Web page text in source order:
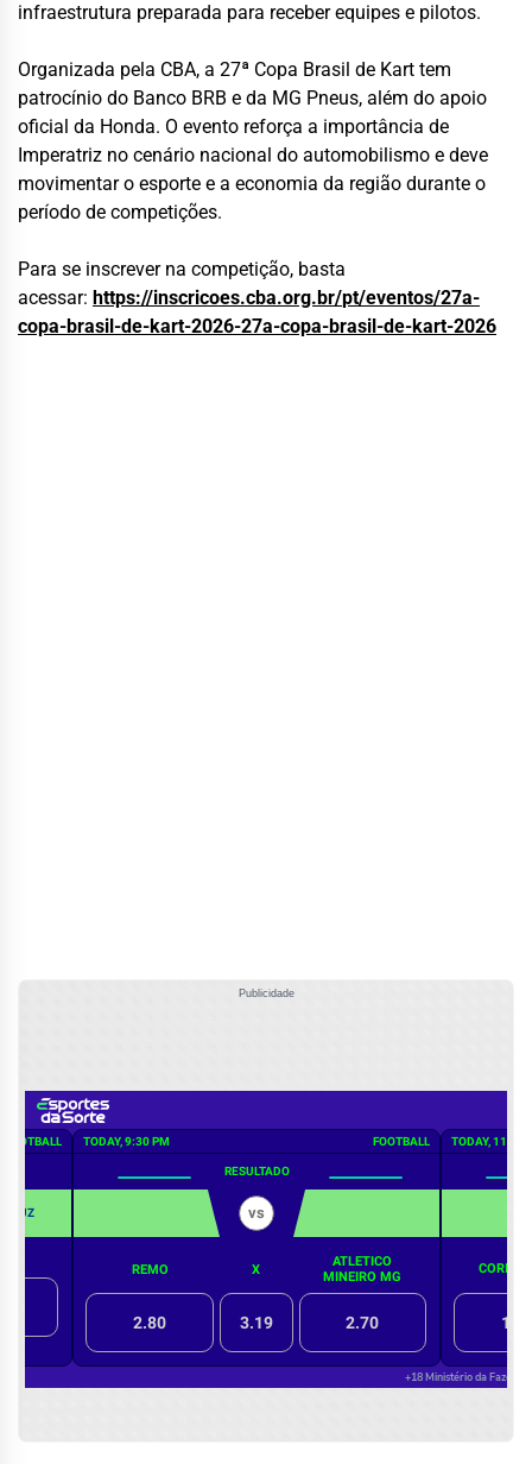
infraestrutura preparada para receber equipes e pilotos.
Organizada pela CBA, a 27ª Copa Brasil de Kart tem
patrocínio do Banco BRB e da MG Pneus, além do apoio
oficial da Honda. O evento reforça a importância de
Imperatriz no cenário nacional do automobilismo e deve
movimentar o esporte e a economia da região durante o
período de competições.
Para se inscrever na competição, basta
acessar: https://inscricoes.cba.org.br/pt/eventos/27a-
copa-brasil-de-kart-2026-27a-copa-brasil-de-kart-2026
Publicidade